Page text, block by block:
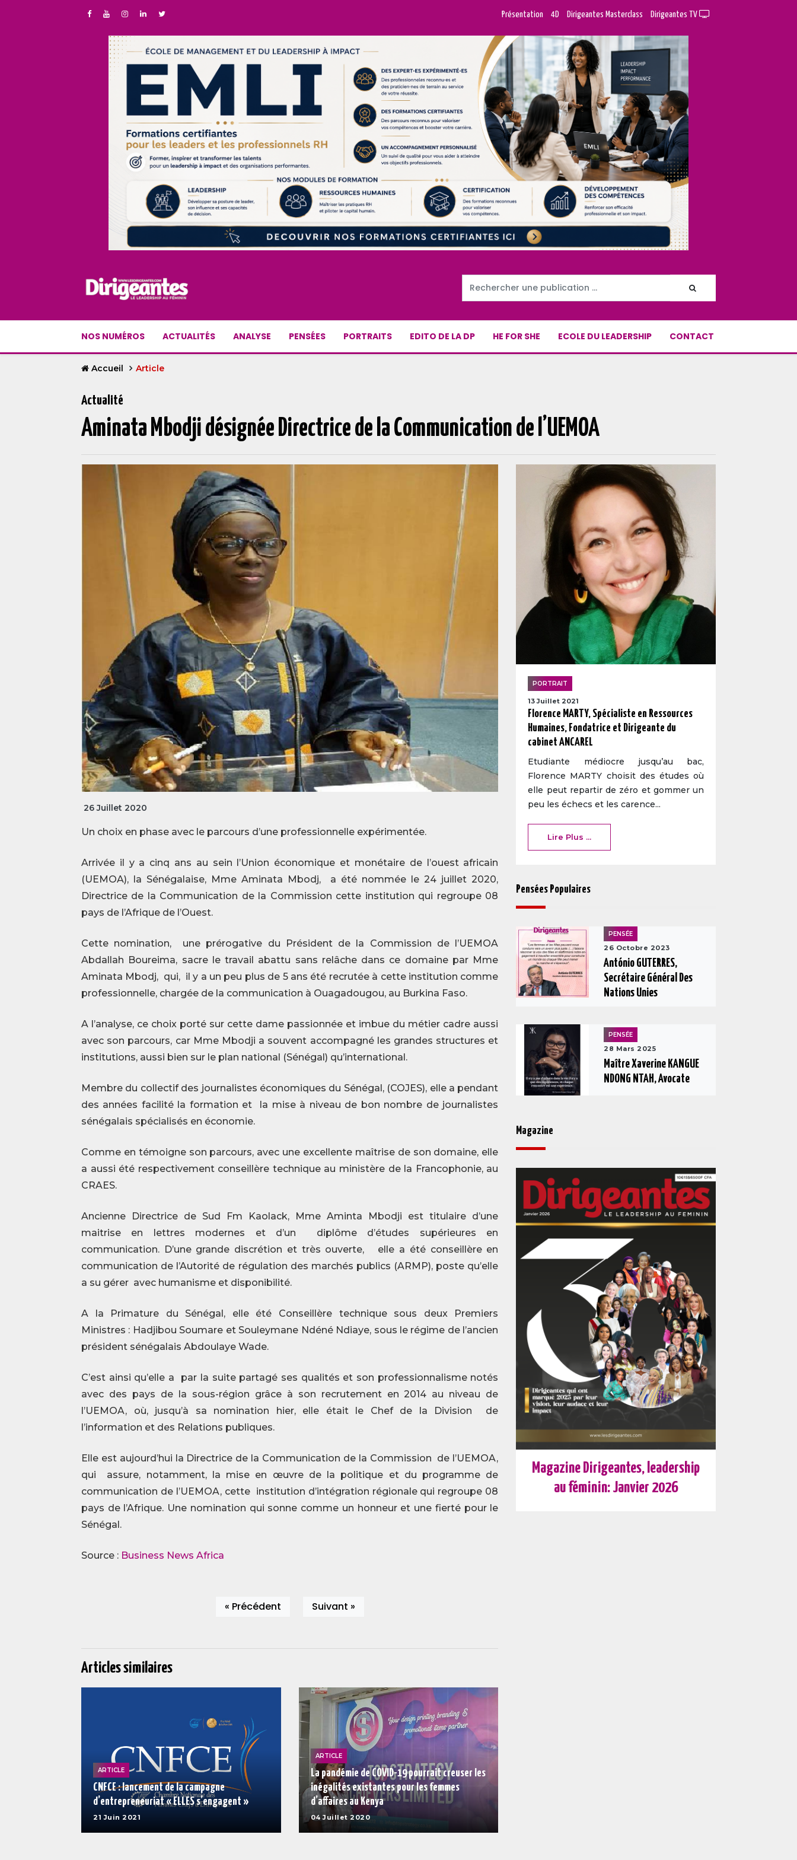
Présentation 4D Dirigeantes Masterclass Dirigeantes TV
NOS NUMÉROS ACTUALITÉS ANALYSE PENSÉES PORTRAITS EDITO DE LA DP HE FOR SHE ECOLE DU LEADERSHIP CONTACT
Accueil Article
Actualité
Aminata Mbodji désignée Directrice de la Communication de l’UEMOA
26 Juillet 2020
Un choix en phase avec le parcours d’une professionnelle expérimentée.
Arrivée il y a cinq ans au sein l’Union économique et monétaire de l’ouest africain
(UEMOA), la Sénégalaise, Mme Aminata Mbodj, a été nommée le 24 juillet 2020,
Directrice de la Communication de la Commission cette institution qui regroupe 08
pays de l’Afrique de l’Ouest.
Cette nomination, une prérogative du Président de la Commission de l’UEMOA
Abdallah Boureima, sacre le travail abattu sans relâche dans ce domaine par Mme
Aminata Mbodj, qui, il y a un peu plus de 5 ans été recrutée à cette institution comme
professionnelle, chargée de la communication à Ouagadougou, au Burkina Faso.
A l’analyse, ce choix porté sur cette dame passionnée et imbue du métier cadre aussi
avec son parcours, car Mme Mbodji a souvent accompagné les grandes structures et
institutions, aussi bien sur le plan national (Sénégal) qu’international.
Membre du collectif des journalistes économiques du Sénégal, (COJES), elle a pendant
des années facilité la formation et la mise à niveau de bon nombre de journalistes
sénégalais spécialisés en économie.
Comme en témoigne son parcours, avec une excellente maîtrise de son domaine, elle
a aussi été respectivement conseillère technique au ministère de la Francophonie, au
CRAES.
Ancienne Directrice de Sud Fm Kaolack, Mme Aminta Mbodji est titulaire d’une
maitrise en lettres modernes et d’un diplôme d’études supérieures en
communication. D’une grande discrétion et très ouverte, elle a été conseillère en
communication de l’Autorité de régulation des marchés publics (ARMP), poste qu’elle
a su gérer avec humanisme et disponibilité.
A la Primature du Sénégal, elle été Conseillère technique sous deux Premiers
Ministres : Hadjibou Soumare et Souleymane Ndéné Ndiaye, sous le régime de l’ancien
président sénégalais Abdoulaye Wade.
C’est ainsi qu’elle a par la suite partagé ses qualités et son professionnalisme notés
avec des pays de la sous-région grâce à son recrutement en 2014 au niveau de
l’UEMOA, où, jusqu’à sa nomination hier, elle était le Chef de la Division de
l’information et des Relations publiques.
Elle est aujourd’hui la Directrice de la Communication de la Commission de l’UEMOA,
qui assure, notamment, la mise en œuvre de la politique et du programme de
communication de l’UEMOA, cette institution d’intégration régionale qui regroupe 08
pays de l’Afrique. Une nomination qui sonne comme un honneur et une fierté pour le
Sénégal.
Source : Business News Africa
« Précédent Suivant »
Articles similaires
ARTICLE
CNFCE : lancement de la campagne
d’entrepreneuriat « ELLES s’engagent »
21 Juin 2021
ARTICLE
La pandémie de COVID-19 pourrait creuser les
inégalités existantes pour les femmes
d’affaires au Kenya
04 Juillet 2020
PORTRAIT
13 Juillet 2021
Florence MARTY, Spécialiste en Ressources
Humaines, Fondatrice et Dirigeante du
cabinet ANCAREL
Etudiante médiocre jusqu’au bac,
Florence MARTY choisit des études où
elle peut repartir de zéro et gommer un
peu les échecs et les carence...
Lire Plus ...
Pensées Populaires
PENSÉE
26 Octobre 2023
António GUTERRES,
Secrétaire Général Des
Nations Unies
PENSÉE
28 Mars 2025
Maître Xaverine KANGUE
NDONG NTAH, Avocate
Magazine
Magazine Dirigeantes, leadership
au féminin: Janvier 2026